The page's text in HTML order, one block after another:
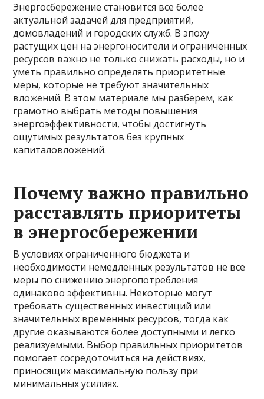
Энергосбережение становится все более
актуальной задачей для предприятий,
домовладений и городских служб. В эпоху
растущих цен на энергоносители и ограниченных
ресурсов важно не только снижать расходы, но и
уметь правильно определять приоритетные
меры, которые не требуют значительных
вложений. В этом материале мы разберем, как
грамотно выбрать методы повышения
энергоэффективности, чтобы достигнуть
ощутимых результатов без крупных
капиталовложений.
Почему важно правильно
расставлять приоритеты
в энергосбережении
В условиях ограниченного бюджета и
необходимости немедленных результатов не все
меры по снижению энергопотребления
одинаково эффективны. Некоторые могут
требовать существенных инвестиций или
значительных временных ресурсов, тогда как
другие оказываются более доступными и легко
реализуемыми. Выбор правильных приоритетов
помогает сосредоточиться на действиях,
приносящих максимальную пользу при
минимальных усилиях.